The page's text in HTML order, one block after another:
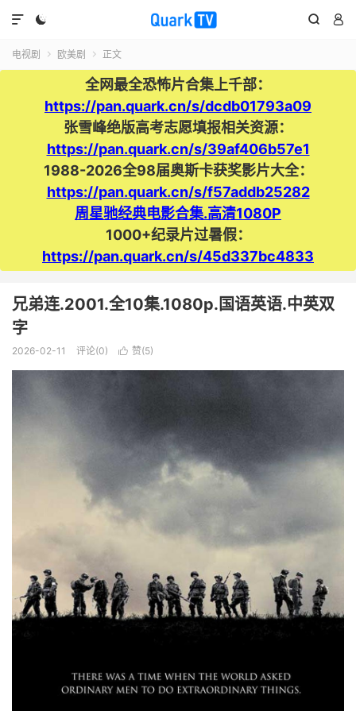
  

电视剧  欧美剧  正文
全网最全恐怖片合集上千部：
https://pan.quark.cn/s/dcdb01793a09
张雪峰绝版高考志愿填报相关资源：
https://pan.quark.cn/s/39af406b57e1
1988-2026全98届奥斯卡获奖影片大全：
https://pan.quark.cn/s/f57addb25282
周星驰经典电影合集.高清1080P
1000+纪录片过暑假：
https://pan.quark.cn/s/45d337bc4833
兄弟连.2001.全10集.1080p.国语英语.中英双
字
2026-02-11 评论(0)  赞(5)